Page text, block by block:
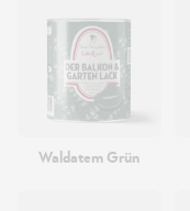
Waldatem Grün